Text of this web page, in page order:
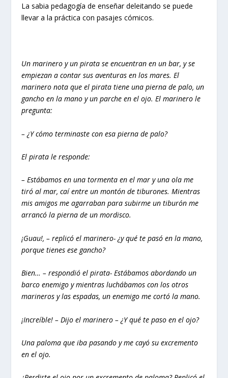
La sabia pedagogía de enseñar deleitando se puede
llevar a la práctica con pasajes cómicos.
Un marinero y un pirata se encuentran en un bar, y se
empiezan a contar sus aventuras en los mares. El
marinero nota que el pirata tiene una pierna de palo, un
gancho en la mano y un parche en el ojo. El marinero le
pregunta:
– ¿Y cómo terminaste con esa pierna de palo?
El pirata le responde:
– Estábamos en una tormenta en el mar y una ola me
tiró al mar, caí entre un montón de tiburones. Mientras
mis amigos me agarraban para subirme un tiburón me
arrancó la pierna de un mordisco.
¡Guau!, – replicó el marinero- ¿y qué te pasó en la mano,
porque tienes ese gancho?
Bien… – respondió el pirata- Estábamos abordando un
barco enemigo y mientras luchábamos con los otros
marineros y las espadas, un enemigo me cortó la mano.
¡Increíble! – Dijo el marinero – ¿Y qué te paso en el ojo?
Una paloma que iba pasando y me cayó su excremento
en el ojo.